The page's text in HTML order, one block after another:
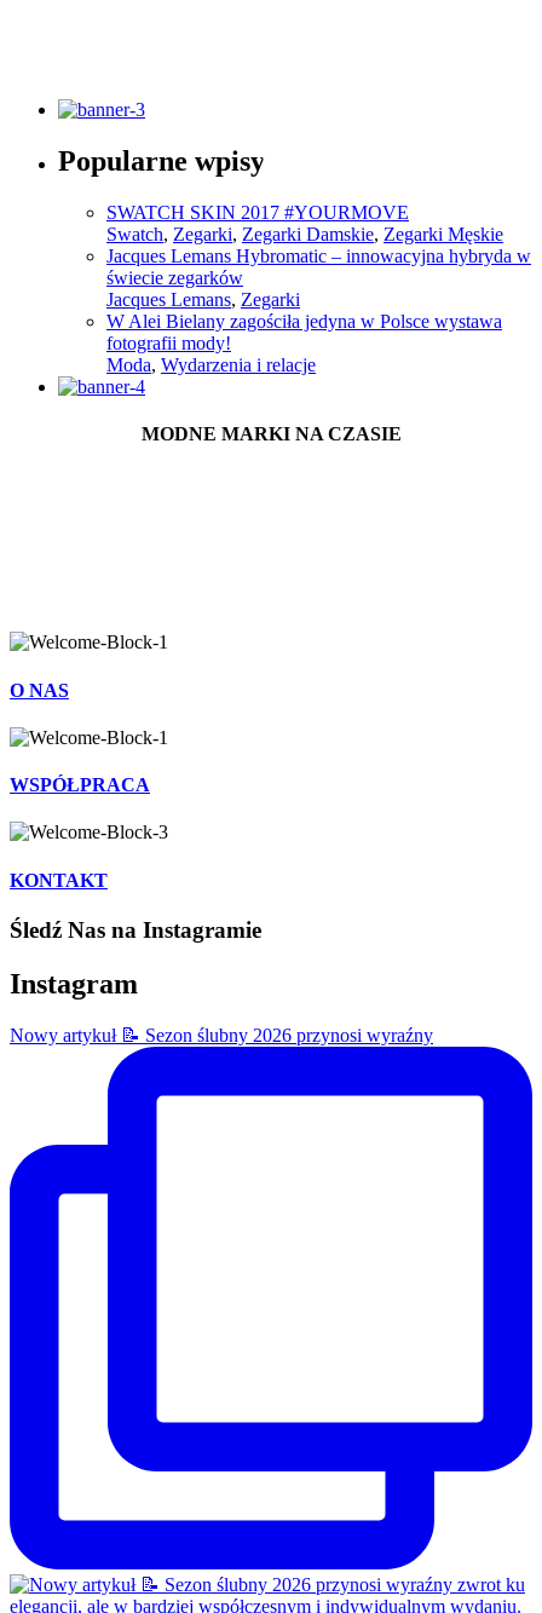
Sprawdź
Popularne wpisy
SWATCH SKIN 2017 #YOURMOVE
Swatch, Zegarki, Zegarki Damskie, Zegarki Męskie
Jacques Lemans Hybromatic – innowacyjna hybryda w
świecie zegarków
Jacques Lemans, Zegarki
W Alei Bielany zagościła jedyna w Polsce wystawa
fotografii mody!
Moda, Wydarzenia i relacje
MODNE MARKI NA CZASIE
O NAS
WSPÓŁPRACA
KONTAKT
Śledź Nas na Instagramie
Instagram
Nowy artykuł 📝 Sezon ślubny 2026 przynosi wyraźny